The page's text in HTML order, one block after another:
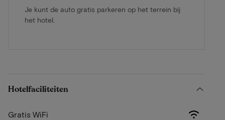
Je kunt de auto gratis parkeren op het terrein bij
het hotel.
Hotelfaciliteiten
Gratis WiFi